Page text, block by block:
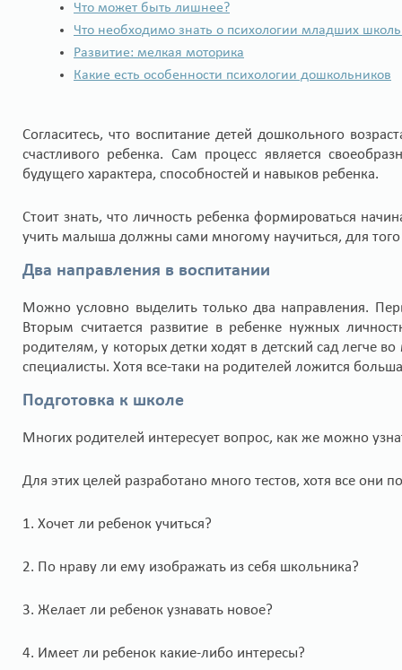
Что может быть лишнее?
Что необходимо знать о психологии младших
Развитие: мелкая моторика
Какие есть особенности психологии дошкольников
Согласитесь, что воспитание детей дошкольного
счастливого ребенка. Сам процесс является
будущего характера, способностей и навыков ребенка.
Стоит знать, что личность ребенка формироваться
учить малыша должны сами многому научиться, для
Два направления в воспитании
Можно условно выделить только два направления.
Вторым считается развитие в ребенке нужных
родителям, у которых детки ходят в детский сад легче
специалисты. Хотя все-таки на родителей ложится
Подготовка к школе
Многих родителей интересует вопрос, как же можно
Для этих целей разработано много тестов, хотя все они
1. Хочет ли ребенок учиться?
2. По нраву ли ему изображать из себя школьника?
3. Желает ли ребенок узнавать новое?
4. Имеет ли ребенок какие-либо интересы?